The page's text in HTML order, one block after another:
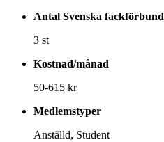
Antal Svenska fackförbund
3 st
Kostnad/månad
50-615 kr
Medlemstyper
Anställd, Student